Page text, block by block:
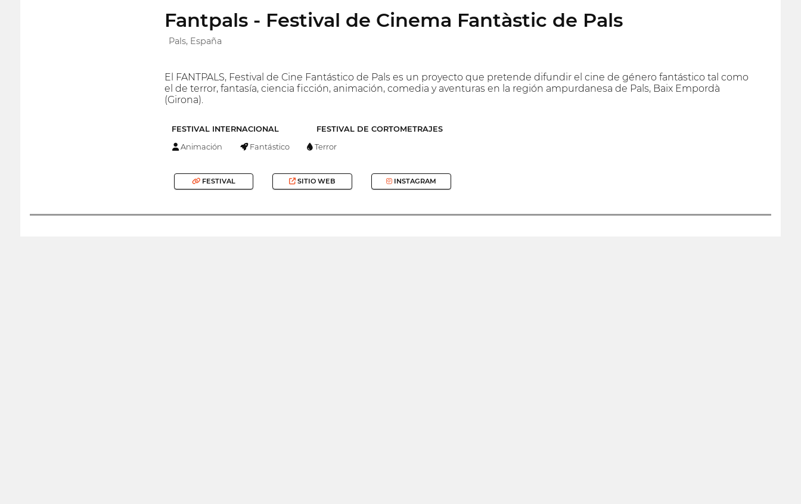
Fantpals - Festival de Cinema Fantàstic de Pals
Pals, España
El FANTPALS, Festival de Cine Fantástico de Pals es un proyecto que pretende difundir el cine de género fantástico tal como
el de terror, fantasía, ciencia ficción, animación, comedia y aventuras en la región ampurdanesa de Pals, Baix Empordà
(Girona).
FESTIVAL INTERNACIONAL FESTIVAL DE CORTOMETRAJES
Animación Fantástico Terror
FESTIVAL SITIO WEB INSTAGRAM